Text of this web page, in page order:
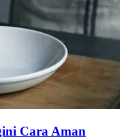
Cara Aman